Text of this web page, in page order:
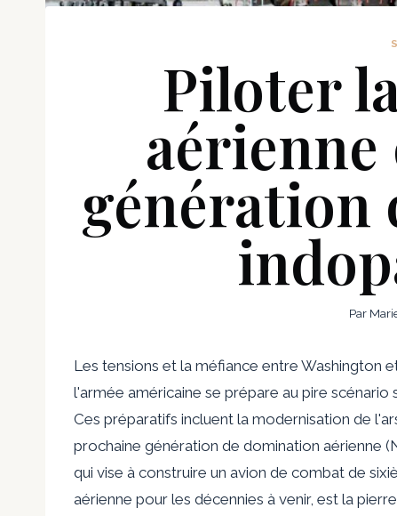
Piloter
aérienne
génération
Par
Les tensions et la méfiance entre Washington
l'armée américaine se prépare au pire
Ces préparatifs incluent la modernisation de
prochaine génération de domination aérienne
qui vise à construire un avion de combat de
aérienne pour les décennies à venir, est la